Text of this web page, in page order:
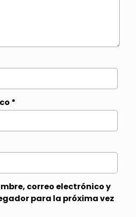
*
correo electrónico y
para la próxima vez